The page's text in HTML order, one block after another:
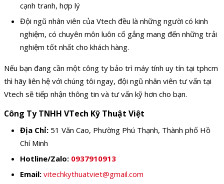
cạnh tranh, hợp lý
Đội ngũ nhân viên của Vtech đều là những người có kinh
nghiệm, có chuyên môn luôn cố gắng mang đến những trải
nghiệm tốt nhất cho khách hàng.
Nếu bạn đang cần một công ty bảo trì máy tính uy tín tại tphcm
thì hãy liên hệ với chúng tôi ngay, đội ngũ nhân viên tư vấn tại
Vtech sẽ tiếp nhận thông tin và tư vấn kỹ hơn cho bạn.
Công Ty TNHH VTech Kỹ Thuật Việt
Địa Chỉ: 51 Văn Cao, Phường Phú Thạnh, Thành phố Hồ
Chí Minh
Hotline/Zalo: 0937910913
Email: vitechkythuatviet@gmail.com